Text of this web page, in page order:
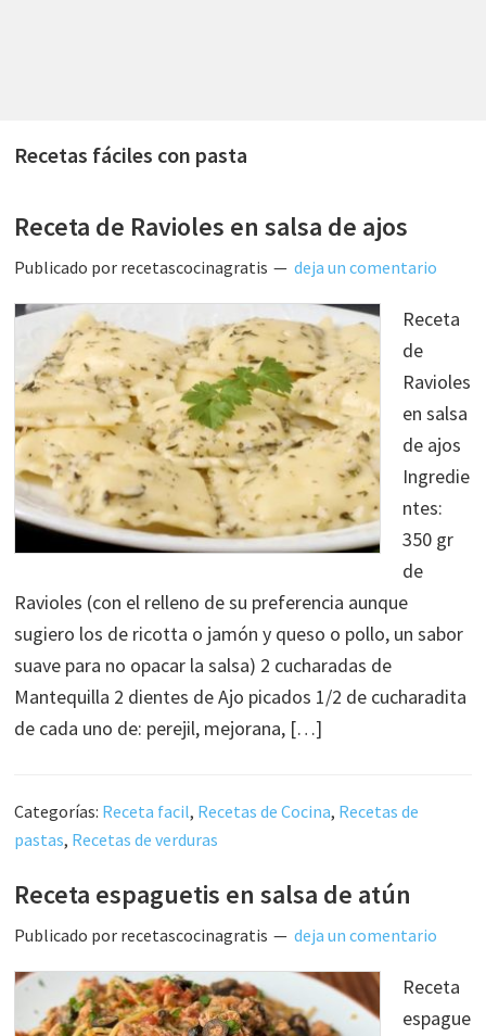
Recetas fáciles con pasta
Receta de Ravioles en salsa de ajos
Publicado por recetascocinagratis deja un comentario
Receta
de
Ravioles
en salsa
de ajos
Ingredie
ntes:
350 gr
de
Ravioles (con el relleno de su preferencia aunque
sugiero los de ricotta o jamón y queso o pollo, un sabor
suave para no opacar la salsa) 2 cucharadas de
Mantequilla 2 dientes de Ajo picados 1/2 de cucharadita
de cada uno de: perejil, mejorana, […]
Categorías: Receta facil, Recetas de Cocina, Recetas de
pastas, Recetas de verduras
Receta espaguetis en salsa de atún
Publicado por recetascocinagratis deja un comentario
Receta
espague